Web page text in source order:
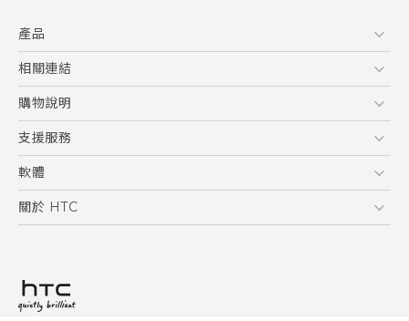
產品
5G
智慧型手機
配件
相關連結
HTC Research
購物說明
購物須知
訂單管理
付款方式
支援服務
到府收送維修服務
服務中心資訊
客戶服務佈告欄
軟體
應用程式
HTC Sync Manager
關於 HTC
投資人